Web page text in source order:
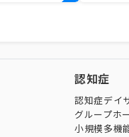
認知症
認知症デイ
グループホ
小規模多機